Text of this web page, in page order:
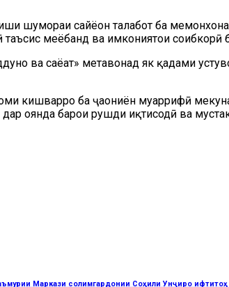
сайёҳон талабот ба
меёбанд ва имкониятҳои
ва саёҳат» метавонад як қадами
кишварро ба ҷаҳониён муаррифӣ
оянда барои рушди иқтисодӣ ва
Маркази солимгардонии Соҳили Унҷиро